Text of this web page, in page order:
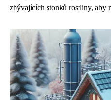
zbývajících stonků rostliny, aby